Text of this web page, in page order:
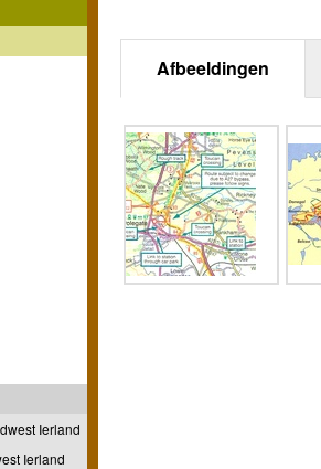
Ierland
Ierland
Afbeeldingen